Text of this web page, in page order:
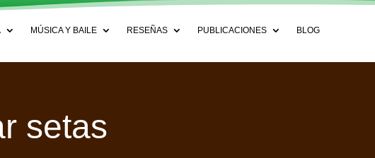
MÚSICA Y BAILE RESEÑAS PUBLICACIONES BLOG
setas